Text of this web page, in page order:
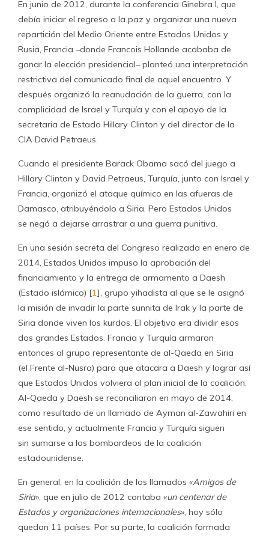
En junio de 2012, durante la conferencia Ginebra I, que
debía iniciar el regreso a la paz y organizar una nueva
repartición del Medio Oriente entre Estados Unidos y
Rusia, Francia –donde Francois Hollande acababa de
ganar la elección presidencial– planteó una interpretación
restrictiva del comunicado final de aquel encuentro. Y
después organizó la reanudación de la guerra, con la
complicidad de Israel y Turquía y con el apoyo de la
secretaria de Estado Hillary Clinton y del director de la
CIA David Petraeus.
Cuando el presidente Barack Obama sacó del juego a
Hillary Clinton y David Petraeus, Turquía, junto con Israel y
Francia, organizó el ataque químico en las afueras de
Damasco, atribuyéndolo a Siria. Pero Estados Unidos
se negó a dejarse arrastrar a una guerra punitiva.
En una sesión secreta del Congreso realizada en enero de
2014, Estados Unidos impuso la aprobación del
financiamiento y la entrega de armamento a Daesh
(Estado islámico) [1], grupo yihadista al que se le asignó
la misión de invadir la parte sunnita de Irak y la parte de
Siria donde viven los kurdos. El objetivo era dividir esos
dos grandes Estados. Francia y Turquía armaron
entonces al grupo representante de al-Qaeda en Siria
(el Frente al-Nusra) para que atacara a Daesh y lograr así
que Estados Unidos volviera al plan inicial de la coalición.
Al-Qaeda y Daesh se reconciliaron en mayo de 2014,
como resultado de un llamado de Ayman al-Zawahiri en
ese sentido, y actualmente Francia y Turquía siguen
sin sumarse a los bombardeos de la coalición
estadounidense.
En general, en la coalición de los llamados «Amigos de
Siria», que en julio de 2012 contaba «un centenar de
Estados y organizaciones internacionales», hoy sólo
quedan 11 países. Por su parte, la coalición formada